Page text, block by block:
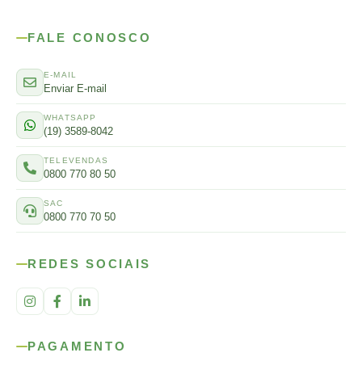
FALE CONOSCO
E-MAIL
Enviar E-mail
WHATSAPP
(19) 3589-8042
TELEVENDAS
0800 770 80 50
SAC
0800 770 70 50
REDES SOCIAIS
PAGAMENTO